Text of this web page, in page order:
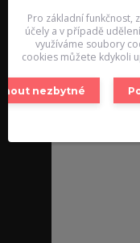
Pro základní funkčnost,
účely a v případě
využíváme soubory
cookies můžete kdykoli
nezbytné